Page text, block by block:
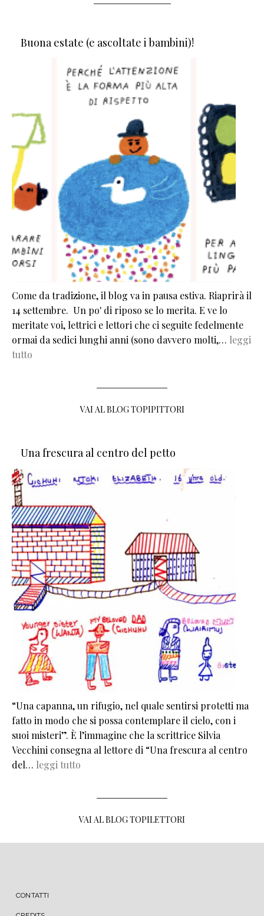
Buona estate (e ascoltate i bambini)!
Come da tradizione, il blog va in pausa estiva. Riaprirà il
14 settembre. Un po' di riposo se lo merita. E ve lo
meritate voi, lettrici e lettori che ci seguite fedelmente
ormai da sedici lunghi anni (sono davvero molti,… leggi
tutto
VAI AL BLOG TOPIPITTORI
Una frescura al centro del petto
“Una capanna, un rifugio, nel quale sentirsi protetti ma
fatto in modo che si possa contemplare il cielo, con i
suoi misteri”. È l’immagine che la scrittrice Silvia
Vecchini consegna al lettore di “Una frescura al centro
del… leggi tutto
VAI AL BLOG TOPILETTORI
MENU FOOTER
CONTATTI